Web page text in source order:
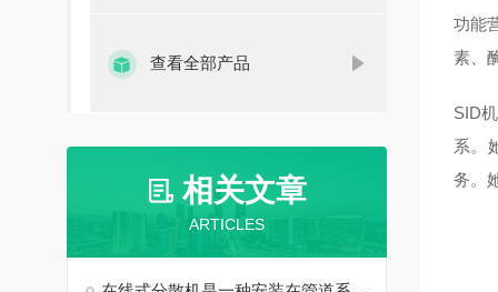
查看全部产品
相关文章
ARTICLES
功能
素、
SID
系。
务。